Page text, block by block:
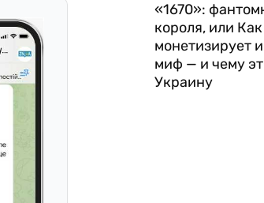
«1670»:
короля, или
монетизирует
миф — и чему
Украину